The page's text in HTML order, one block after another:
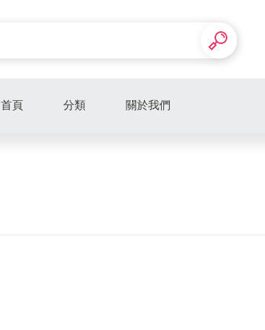
首頁 分類 關於我們